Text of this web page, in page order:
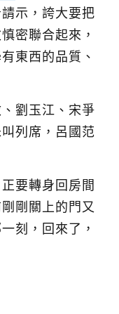
示，誇大要把
密聯合起來，
東西的品質、
劉玉江、宋爭
列席，呂國范
要轉身回房間
剛關上的門又
刻，回來了，